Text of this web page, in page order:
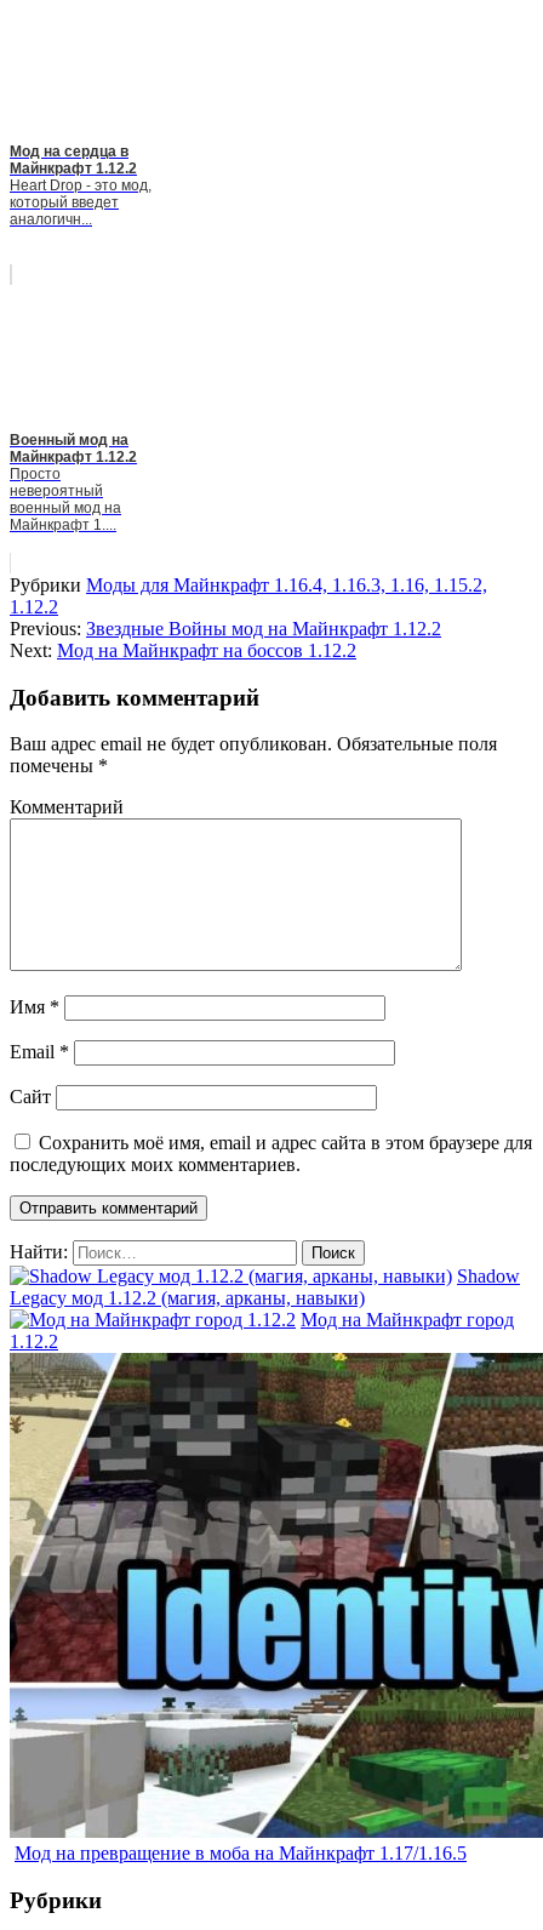
Мод на сердца в
Майнкрафт 1.12.2
Heart Drop - это мод,
который введет
аналогичн...
Военный мод на
Майнкрафт 1.12.2
Просто
невероятный
военный мод на
Майнкрафт 1....
Рубрики Моды для Майнкрафт 1.16.4, 1.16.3, 1.16, 1.15.2,
1.12.2
Previous: Звездные Войны мод на Майнкрафт 1.12.2
Next: Мод на Майнкрафт на боссов 1.12.2
Добавить комментарий
Ваш адрес email не будет опубликован. Обязательные поля
помечены *
Комментарий
Имя *
Email *
Сайт
Сохранить моё имя, email и адрес сайта в этом браузере для
последующих моих комментариев.
Найти:
Shadow
Legacy мод 1.12.2 (магия, арканы, навыки)
Мод на Майнкрафт город
1.12.2
Мод на превращение в моба на Майнкрафт 1.17/1.16.5
Рубрики